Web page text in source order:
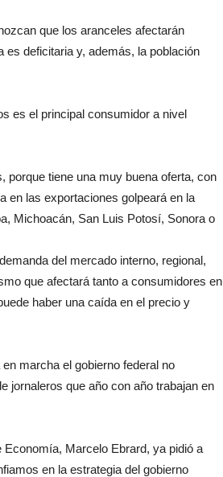
que los aranceles afectarán
deficitaria y, además, la población
es el principal consumidor a nivel
porque tiene una muy buena oferta, con
en las exportaciones golpeará en la
Michoacán, San Luis Potosí, Sonora o
del mercado interno, regional,
que afectará tanto a consumidores en
haber una caída en el precio y
marcha el gobierno federal no
jornaleros que año con año trabajan en
Marcelo Ebrard, ya pidió a
en la estrategia del gobierno